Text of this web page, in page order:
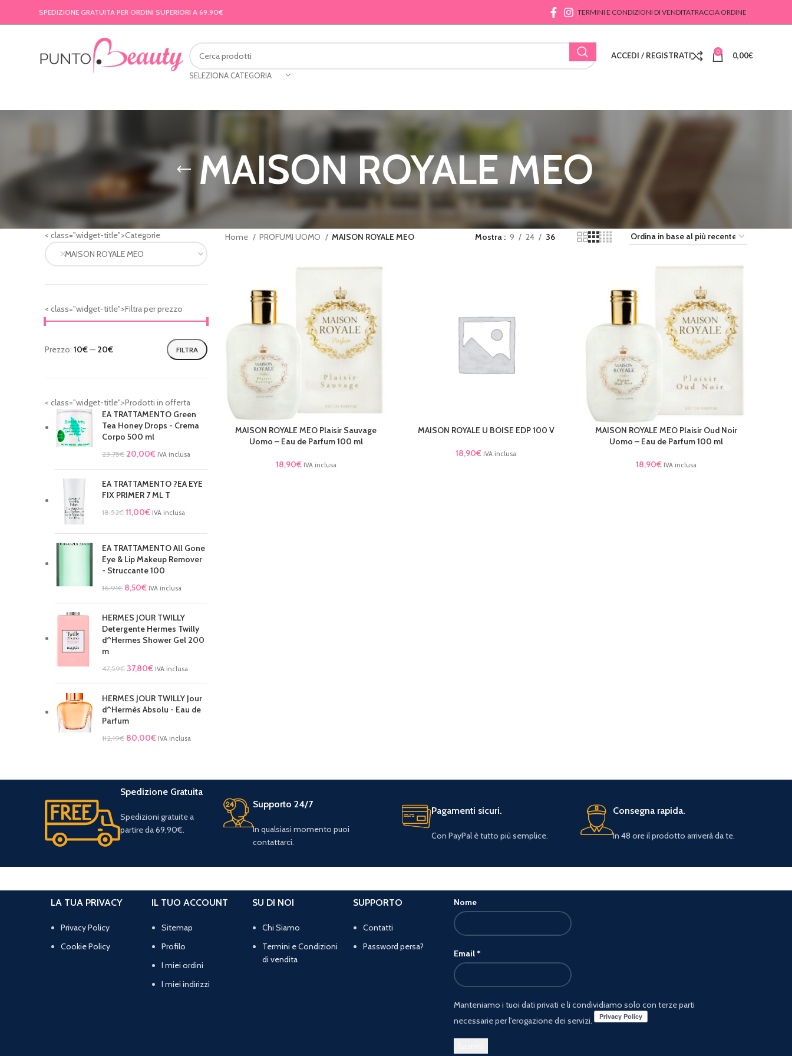
SPEDIZIONE GRATUITA PER ORDINI SUPERIORI A 69.90€ TERMINI E CONDIZIONI DI VENDITATRACCIA ORDINE
SELEZIONA CATEGORIA
ACCEDI / REGISTRATI 0 0,00€
MAISON ROYALE MEO
< class="widget-title">Categorie
MAISON ROYALE MEO
< class="widget-title">Filtra per prezzo
FILTRA
Prezzo: 10€— 20€
< class="widget-title">Prodotti in offerta
EA TRATTAMENTO Green
Tea Honey Drops - Crema
Corpo 500 ml
23,75€ 20,00€ IVA inclusa
EA TRATTAMENTO ?EA EYE
FIX PRIMER 7 ML T
18,52€ 11,00€ IVA inclusa
EA TRATTAMENTO All Gone
Eye & Lip Makeup Remover
- Struccante 100
16,91€ 8,50€ IVA inclusa
HERMES JOUR TWILLY
Detergente Hermes Twilly
d^Hermes Shower Gel 200
m
47,59€ 37,80€ IVA inclusa
HERMES JOUR TWILLY Jour
d^Hermès Absolu - Eau de
Parfum
112,19€ 80,00€ IVA inclusa
Home PROFUMI UOMO MAISON ROYALE MEO Mostra 9 24 36
AGGIUNGI AL CARRELLO
MAISON ROYALE MEO Plaisir Sauvage
Uomo – Eau de Parfum 100 ml
18,90€ IVA inclusa
AGGIUNGI AL CARRELLO
MAISON ROYALE U BOISE EDP 100 V
18,90€ IVA inclusa
AGGIUNGI AL CARRELLO
MAISON ROYALE MEO Plaisir Oud Noir
Uomo – Eau de Parfum 100 ml
18,90€ IVA inclusa
Spedizione Gratuita
Spedizioni gratuite a
partire da 69,90€.
Supporto 24/7
In qualsiasi momento puoi
contattarci.
Pagamenti sicuri.
Con PayPal è tutto più semplice.
Consegna rapida.
In 48 ore il prodotto arriverà da te.
LA TUA PRIVACY
Privacy Policy
Cookie Policy
IL TUO ACCOUNT
Sitemap
Profilo
I miei ordini
I miei indirizzi
SU DI NOI
Chi Siamo
Termini e Condizioni
di vendita
SUPPORTO
Contatti
Password persa?
Nome
Email *
Manteniamo i tuoi dati privati e li condividiamo solo con terze parti
necessarie per l'erogazione dei servizi.